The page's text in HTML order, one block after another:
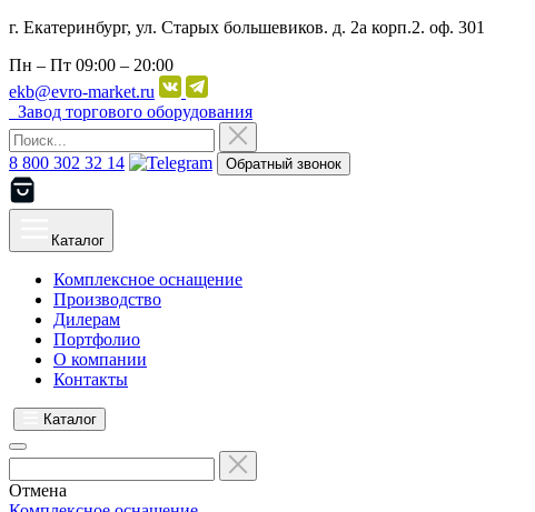
г. Екатеринбург, ул. Старых большевиков. д. 2а корп.2. оф. 301
Пн – Пт 09:00 – 20:00
ekb@evro-market.ru
Завод торгового оборудования
8 800 302 32 14 Обратный звонок
Каталог
Комплексное оснащение
Производство
Дилерам
Портфолио
О компании
Контакты
Каталог
Отмена